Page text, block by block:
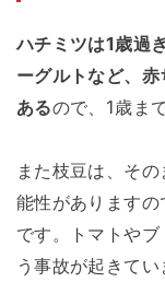
ハチミツは1歳過
ーグルトなど、
あるので、1歳ま
また枝豆は、そ
能性があります
です。トマトや
う事故が起きて